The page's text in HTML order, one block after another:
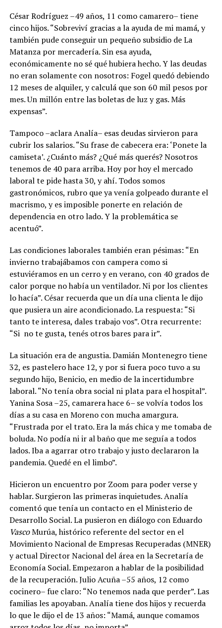
César Rodríguez –49 años, 11 como camarero– tiene
cinco hijos. “Sobreviví gracias a la ayuda de mi mamá, y
también pude conseguir un pequeño subsidio de La
Matanza por mercadería. Sin esa ayuda,
económicamente no sé qué hubiera hecho. Y las deudas
no eran solamente con nosotros: Fogel quedó debiendo
12 meses de alquiler, y calculá que son 60 mil pesos por
mes. Un millón entre las boletas de luz y gas. Más
expensas”.
Tampoco –aclara Analía– esas deudas sirvieron para
cubrir los salarios. “Su frase de cabecera era: ‘Ponete la
camiseta’. ¿Cuánto más? ¿Qué más querés? Nosotros
tenemos de 40 para arriba. Hoy por hoy el mercado
laboral te pide hasta 30, y ahí. Todos somos
gastronómicos, rubro que ya venía golpeado durante el
macrismo, y es imposible ponerte en relación de
dependencia en otro lado. Y la problemática se
acentuó”.
Las condiciones laborales también eran pésimas: “En
invierno trabajábamos con campera como si
estuviéramos en un cerro y en verano, con 40 grados de
calor porque no había un ventilador. Ni por los clientes
lo hacía”. César recuerda que un día una clienta le dijo
que pusiera un aire acondicionado. La respuesta: “Si
tanto te interesa, dales trabajo vos”. Otra recurrente:
“Si no te gusta, tenés otros bares para ir”.
La situación era de angustia. Damián Montenegro tiene
32, es pastelero hace 12, y por si fuera poco tuvo a su
segundo hijo, Benicio, en medio de la incertidumbre
laboral. “No tenía obra social ni plata para el hospital”.
Yanina Sosa –25, camarera hace 6– se volvía todos los
días a su casa en Moreno con mucha amargura.
“Frustrada por el trato. Era la más chica y me tomaba de
boluda. No podía ni ir al baño que me seguía a todos
lados. Iba a agarrar otro trabajo y justo declararon la
pandemia. Quedé en el limbo”.
Hicieron un encuentro por Zoom para poder verse y
hablar. Surgieron las primeras inquietudes. Analía
comentó que tenía un contacto en el Ministerio de
Desarrollo Social. La pusieron en diálogo con Eduardo
VascoMurúa, histórico referente del sector en el
Movimiento Nacional de Empresas Recuperadas (MNER)
y actual Director Nacional del área en la Secretaría de
Economía Social. Empezaron a hablar de la posibilidad
de la recuperación. Julio Acuña –55 años, 12 como
cocinero– fue claro: “No tenemos nada que perder”. Las
familias les apoyaban. Analía tiene dos hijos y recuerda
lo que le dijo el de 13 años: “Mamá, aunque comamos